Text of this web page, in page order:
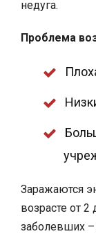
недуга.
Проблема
Заражаются
возрасте от 2
заболевших